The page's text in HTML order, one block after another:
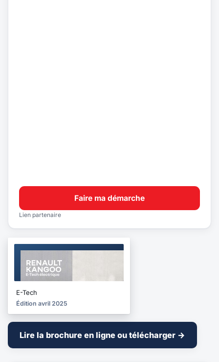
Faire ma démarche
Lien partenaire
E-Tech
Édition avril 2025
Lire la brochure en ligne ou télécharger →